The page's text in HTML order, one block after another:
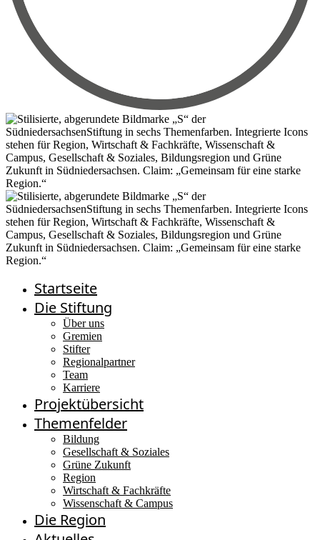
Startseite
Die Stiftung
Über uns
Gremien
Stifter
Regionalpartner
Team
Karriere
Projektübersicht
Themenfelder
Bildung
Gesellschaft & Soziales
Grüne Zukunft
Region
Wirtschaft & Fachkräfte
Wissenschaft & Campus
Die Region